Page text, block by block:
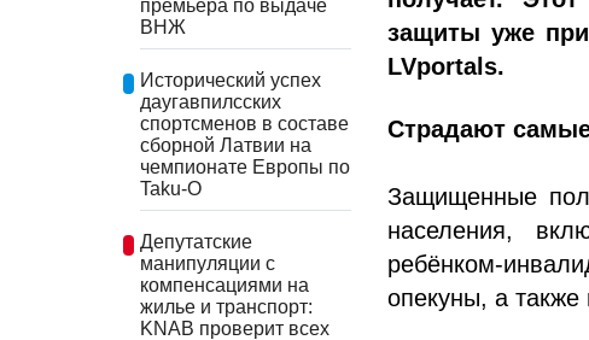
премьера по выдаче
ВНЖ
Исторический успех
даугавпилсских
спортсменов в составе
сборной Латвии на
чемпионате Европы по
Taku-O
Депутатские
манипуляции с
компенсациями на
жилье и транспорт:
KNAB проверит всех
защиты уже
LVportals.
Страдают
Защищенные
населения,
ребёнком-
опекуны, а